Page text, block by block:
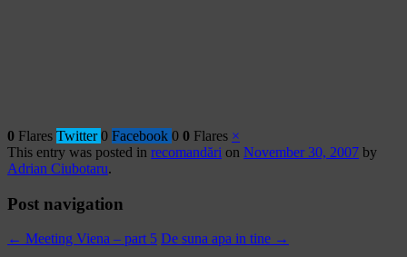
0 Flares Twitter 0 Facebook 0 0 Flares ×
This entry was posted in recomandări on November 30, 2007 by
Adrian Ciubotaru.
Post navigation
← Meeting Viena – part 5 De suna apa in tine →